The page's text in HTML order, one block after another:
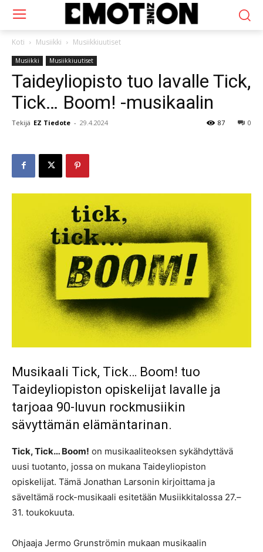
Koti Musiikki Musiikkiuutiset
Musiikki Musiikkiuutiset
Taideyliopisto tuo lavalle Tick,
Tick… Boom! -musikaalin
Tekijä EZ Tiedote - 29.4.2024 0
87
Musikaali Tick, Tick… Boom! tuo
Taideyliopiston opiskelijat lavalle ja
tarjoaa 90-luvun rockmusiikin
sävyttämän elämäntarinan.
Tick, Tick… Boom! on musikaaliteoksen sykähdyttävä
uusi tuotanto, jossa on mukana Taideyliopiston
opiskelijat. Tämä Jonathan Larsonin kirjoittama ja
säveltämä rock-musikaali esitetään Musiikkitalossa 27.–
31. toukokuuta.
Ohjaaja Jermo Grunströmin mukaan musikaalin